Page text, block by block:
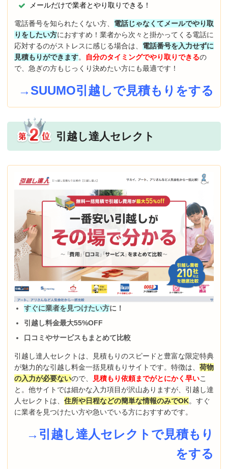
メールだけで業者とやり取りできる！
電話番号を知られたくない方、 電話じゃなくてメールでやり取
りをしたい方におすすめ！業者から次々と掛かってくる電話に
応対するのがストレスに感じる場合は、 電話番号を入力せずに
見積もりができます。 自分のタイミングでやり取りできるの
で、急ぎの方もじっくり決めたい方にも最適です！
→SUUMO引越しで見積もりをする
引越し達人セレクト
すぐに業者を見つけたい方に！
引越し料金最大55%OFF
口コミやサービスもまとめて比較
引越し達人セレクトは、見積もりのスピードと豊富な限定特典
が魅力的な引越し料金一括見積もりサイトです。特徴は、 荷物
の入力が必要ないので、 見積もり依頼までがとにかく早いこ
と。他サイトでは細かな入力項目が沢山ありますが、引越し達
人セレクトは、 住所や日程などの簡単な情報のみでOK。すぐ
に業者を見つけたい方や急いでいる方におすすめです。
→引越し達人セレクトで見積もり
をする